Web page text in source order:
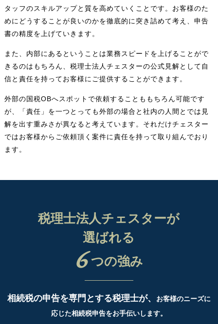
タッフのスキルアップと質を高めていくことです。お客様のた
めにどうすることが良いのかを徹底的に突き詰めて考え、申告
書の精度を上げていきます。
また、内部にあるということは業務スピードを上げることがで
きるのはもちろん、税理士法人チェスターの公式見解として自
信と責任を持ってお客様にご提供することができます。
外部の国税OBへスポットで依頼することももちろん可能です
が、「責任」を一つとっても外部の場合と社内の人間とでは見
解を出す重みさが異なると考えています。それだけチェスター
ではお客様からご依頼頂く案件に責任を持って取り組んでおり
ます。
税理士法人チェスターが
選ばれる
6 つの強み
相続税の申告を専門とする税理士が、
お客様のニーズに
応じた相続税申告をお手伝いします。